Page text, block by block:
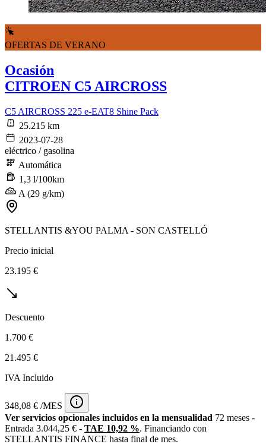
OFERTAS DE VERANO
Ocasión
CITROEN C5 AIRCROSS
C5 AIRCROSS 225 e-EAT8 Shine Pack
25.215 km
2023-07-28
eléctrico / gasolina
Automática
1,3 l/100km
A (29 g/km)
STELLANTIS &YOU PALMA - SON CASTELLÓ
Precio inicial
23.195 €
Descuento
1.700 €
21.495 €
IVA Incluido
348,08 € /MES
Ver servicios opcionales incluidos en la mensualidad 72 meses -
Entrada 3.044,25 € - TAE 10,92 %. Financiando con
STELLANTIS FINANCE hasta final de mes.